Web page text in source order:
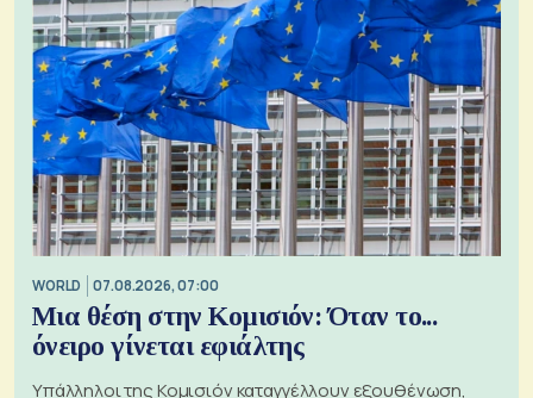
WORLD 07.08.2026, 07:00
Μια θέση στην Κομισιόν: Όταν το...
όνειρο γίνεται εφιάλτης
Υπάλληλοι της Κομισιόν καταγγέλλουν εξουθένωση,